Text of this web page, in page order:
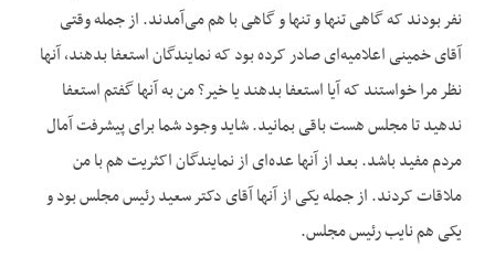
نفر بودند که گاهی تنها و تنها و گاهی با هم می‌‌آمدند. از جمله وقتی
آقای خمینی اعلامیه‌‌ای صادر کرده بود که نمایندگان استعفا بدهند، آنها
نظر مرا خواستند که آیا استعفا بدهند یا خیر؟ من به آنها گفتم استعفا
ندهید تا مجلس هست باقی بمانید. شاید وجود شما برای پیشرفت آمال
مردم مفید باشد. بعد از آنها عده‌‌ای از نمایندگان اکثریت هم با من
ملاقات کردند. از جمله یکی از آنها آقای دکتر سعید رئیس مجلس بود و
یکی هم نایب رئیس مجلس.